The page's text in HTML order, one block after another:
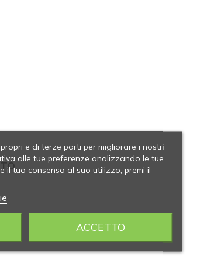
e di terze parti per migliorare i nostri
alle tue preferenze analizzando le tue
il tuo consenso al suo utilizzo, premi il
ACCETTO